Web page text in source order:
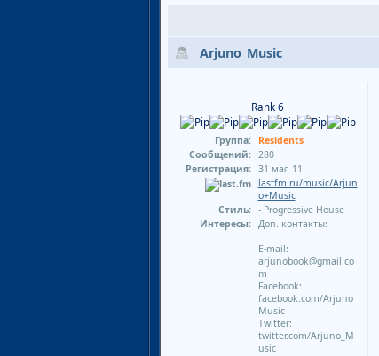
Arjuno_Music
Rank 6
Группа:
Residents
Сообщений:
280
Регистрация:
31 мая 11
lastfm.ru/music/Arjun
o+Music
Стиль:
- Progressive House
Интересы:
Доп. контакты:
E-mail:
arjunobook@gmail.co
m
Facebook:
facebook.com/Arjuno
Music
Twitter:
twitter.com/Arjuno_M
usic